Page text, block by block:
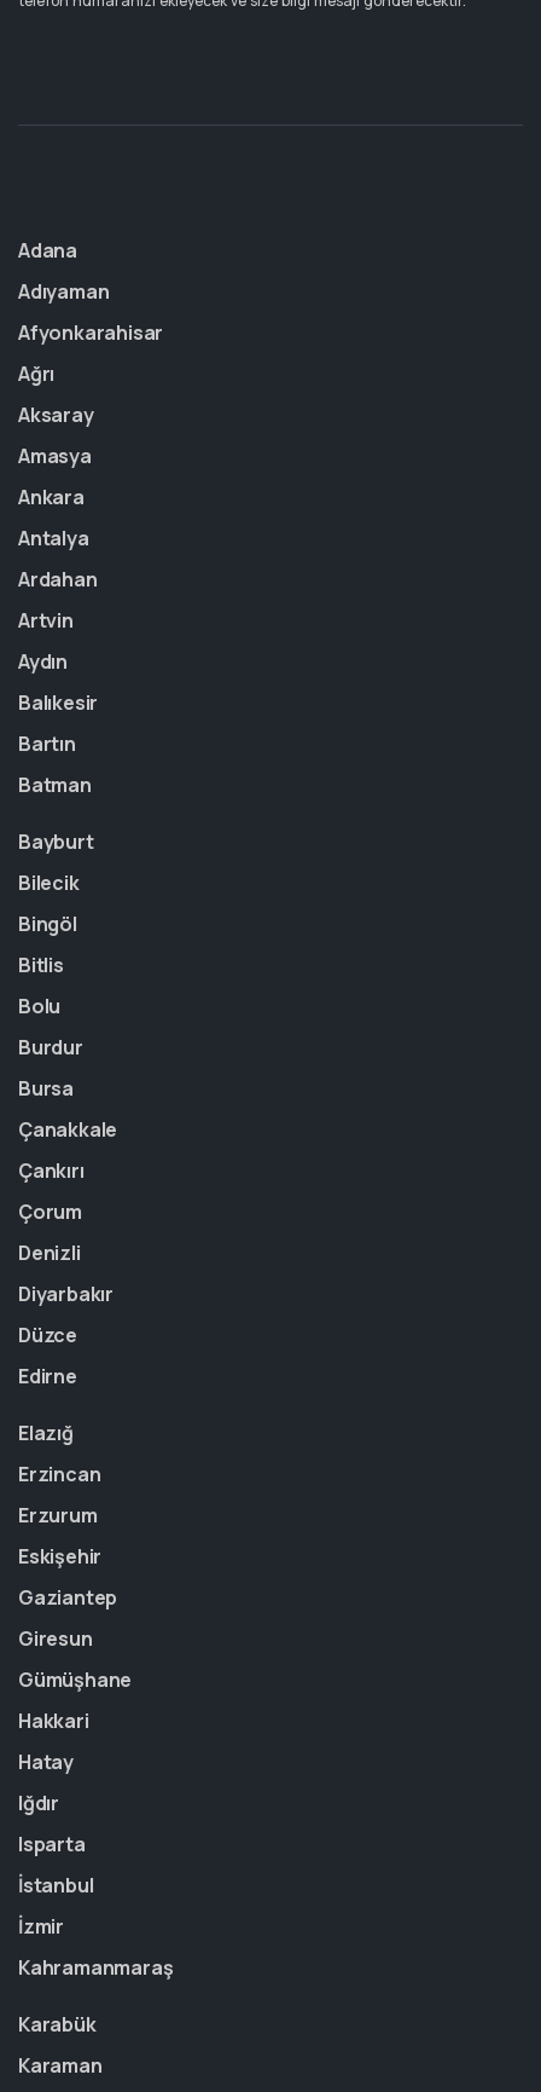
Adana
Adıyaman
Afyonkarahisar
Ağrı
Aksaray
Amasya
Ankara
Antalya
Ardahan
Artvin
Aydın
Balıkesir
Bartın
Batman
Bayburt
Bilecik
Bingöl
Bitlis
Bolu
Burdur
Bursa
Çanakkale
Çankırı
Çorum
Denizli
Diyarbakır
Düzce
Edirne
Elazığ
Erzincan
Erzurum
Eskişehir
Gaziantep
Giresun
Gümüşhane
Hakkari
Hatay
Iğdır
Isparta
İstanbul
İzmir
Kahramanmaraş
Karabük
Karaman